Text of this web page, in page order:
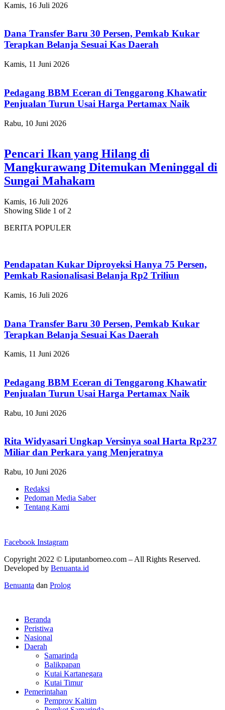
Kamis, 16 Juli 2026
Dana Transfer Baru 30 Persen, Pemkab Kukar
Terapkan Belanja Sesuai Kas Daerah
Kamis, 11 Juni 2026
Pedagang BBM Eceran di Tenggarong Khawatir
Penjualan Turun Usai Harga Pertamax Naik
Rabu, 10 Juni 2026
Pencari Ikan yang Hilang di
Mangkurawang Ditemukan Meninggal di
Sungai Mahakam
Kamis, 16 Juli 2026
Showing Slide 1 of 2
BERITA POPULER
Pendapatan Kukar Diproyeksi Hanya 75 Persen,
Pemkab Rasionalisasi Belanja Rp2 Triliun
Kamis, 16 Juli 2026
Dana Transfer Baru 30 Persen, Pemkab Kukar
Terapkan Belanja Sesuai Kas Daerah
Kamis, 11 Juni 2026
Pedagang BBM Eceran di Tenggarong Khawatir
Penjualan Turun Usai Harga Pertamax Naik
Rabu, 10 Juni 2026
Rita Widyasari Ungkap Versinya soal Harta Rp237
Miliar dan Perkara yang Menjeratnya
Rabu, 10 Juni 2026
Redaksi
Pedoman Media Saber
Tentang Kami
Facebook Instagram
Copyright 2022 © Liputanborneo.com – All Rights Reserved.
Developed by Benuanta.id
Benuanta dan Prolog
Beranda
Peristiwa
Nasional
Daerah
Samarinda
Balikpapan
Kutai Kartanegara
Kutai Timur
Pemerintahan
Pemprov Kaltim